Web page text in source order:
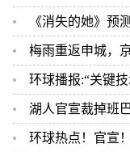
《消失的她》预测票房33
梅雨重返申城，
环球播报:“关键技术
湖人官宣裁掉班巴+哈
环球热点！官宣！“